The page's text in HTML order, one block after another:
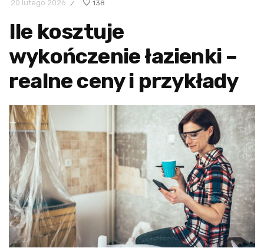
20 lutego 2026 / 138
Ile kosztuje
wykończenie łazienki –
realne ceny i przykłady